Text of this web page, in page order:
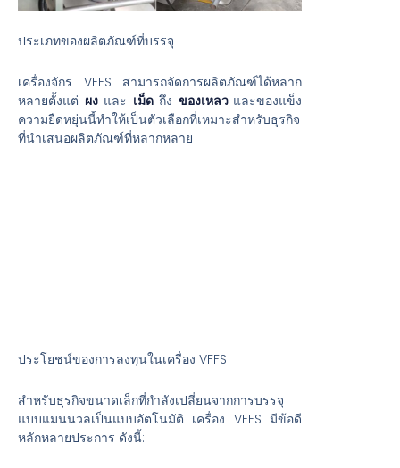
ประเภทของผลิตภัณฑ์ที่บรรจุ
เครื่องจักร VFFS สามารถจัดการผลิตภัณฑ์ได้หลาก
หลายตั้งแต่ ผงและ เม็ดถึง ของเหลว และของแข็ง
ความยืดหยุ่นนี้ทำให้เป็นตัวเลือกที่เหมาะสำหรับธุรกิจ
ที่นำเสนอผลิตภัณฑ์ที่หลากหลาย
ประโยชน์ของการลงทุนในเครื่อง VFFS
สำหรับธุรกิจขนาดเล็กที่กำลังเปลี่ยนจากการบรรจุ
แบบแมนนวลเป็นแบบอัตโนมัติ เครื่อง VFFS มีข้อดี
หลักหลายประการ ดังนี้: